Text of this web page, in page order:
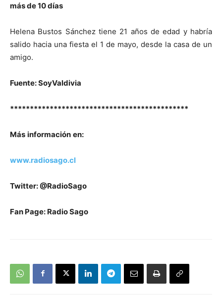
más de 10 días
Helena Bustos Sánchez tiene 21 años de edad y habría
salido hacia una fiesta el 1 de mayo, desde la casa de un
amigo.
Fuente: SoyValdivia
*********************************************
Más información en:
www.radiosago.cl
Twitter: @RadioSago
Fan Page: Radio Sago